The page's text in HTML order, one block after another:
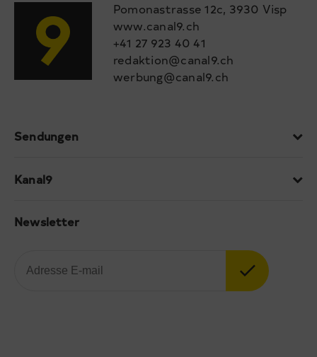
Pomonastrasse 12c, 3930 Visp
www.canal9.ch
+41 27 923 40 41
redaktion@canal9.ch
werbung@canal9.ch
Sendungen
Kanal9
Newsletter